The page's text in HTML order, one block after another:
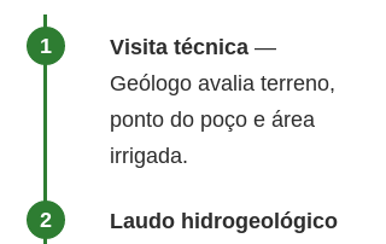
Visita técnica —
Geólogo avalia terreno,
ponto do poço e área
irrigada.
Laudo hidrogeológico